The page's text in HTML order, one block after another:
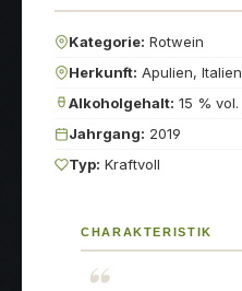
Kategorie: Rotwein
Herkunft: Apulien, Italien
Alkoholgehalt: 15 % vol.
Jahrgang: 2019
Typ: Kraftvoll
CHARAKTERISTIK